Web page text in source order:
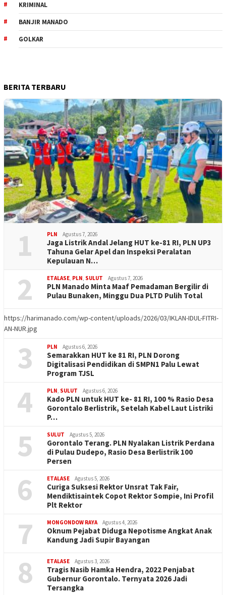
KRIMINAL
BANJIR MANADO
GOLKAR
BERITA TERBARU
1 PLN Agustus 7, 2026
Jaga Listrik Andal Jelang HUT ke-81 RI, PLN UP3
Tahuna Gelar Apel dan Inspeksi Peralatan
Kepulauan N…
2 ETALASE PLN SULUT Agustus 7, 2026
PLN Manado Minta Maaf Pemadaman Bergilir di
Pulau Bunaken, Minggu Dua PLTD Pulih Total
https://harimanado.com/wp-content/uploads/2026/03/IKLAN-IDUL-FITRI-
AN-NUR.jpg
3 PLN Agustus 6, 2026
Semarakkan HUT ke 81 RI, PLN Dorong
Digitalisasi Pendidikan di SMPN1 Palu Lewat
Program TJSL
4 PLN SULUT Agustus 6, 2026
Kado PLN untuk HUT ke- 81 RI, 100 % Rasio Desa
Gorontalo Berlistrik, Setelah Kabel Laut Listriki
P…
5 SULUT Agustus 5, 2026
Gorontalo Terang. PLN Nyalakan Listrik Perdana
di Pulau Dudepo, Rasio Desa Berlistrik 100
Persen
6 ETALASE Agustus 5, 2026
Curiga Suksesi Rektor Unsrat Tak Fair,
Mendiktisaintek Copot Rektor Sompie, Ini Profil
Plt Rektor
7 MONGONDOW RAYA Agustus 4, 2026
Oknum Pejabat Diduga Nepotisme Angkat Anak
Kandung Jadi Supir Bayangan
8 ETALASE Agustus 3, 2026
Tragis Nasib Hamka Hendra, 2022 Penjabat
Gubernur Gorontalo. Ternyata 2026 Jadi
Tersangka